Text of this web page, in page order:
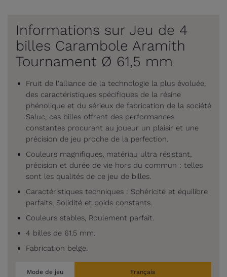
Informations sur Jeu de 4
billes Carambole Aramith
Tournament Ø 61,5 mm
Fruit de l'alliance de la technologie la plus évoluée,
des caractéristiques spécifiques de la résine
phénolique et du sérieux de fabrication de la société
Saluc, ces billes offrent des performances
constantes procurant au joueur un plaisir et une
précision de jeu proche de la perfection.
Couleurs magnifiques, matériau ultra résistant,
précision et durée de vie hors du commun : telles
sont les qualités de ce jeu de billes.
Caractéristiques techniques : Sphéricité et équilibre
parfaits, Solidité et poids constants.
Couleurs stables, Roulement parfait.
4 billes de 61.5 mm.
Fabrication belge.
Mode de jeu Français